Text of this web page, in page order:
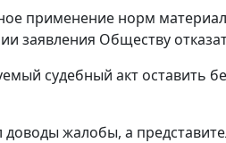
применение норм
заявления Обществу
судебный акт оставить
жалобы, а